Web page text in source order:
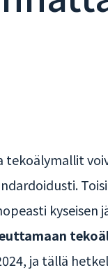
tekoälymallit
kyseisen
ja tällä